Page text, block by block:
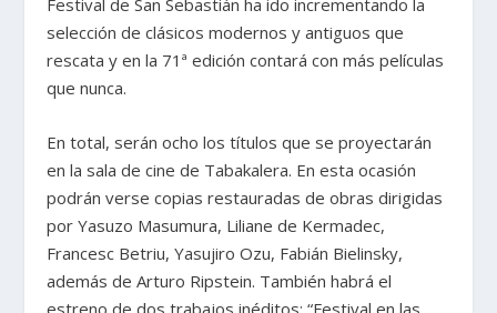
Festival de San Sebastián ha ido incrementando la
selección de clásicos modernos y antiguos que
rescata y en la 71ª edición contará con más películas
que nunca.
En total, serán ocho los títulos que se proyectarán
en la sala de cine de Tabakalera. En esta ocasión
podrán verse copias restauradas de obras dirigidas
por Yasuzo Masumura, Liliane de Kermadec,
Francesc Betriu, Yasujiro Ozu, Fabián Bielinsky,
además de Arturo Ripstein. También habrá el